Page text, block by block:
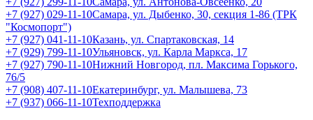
+7 (927) 029-11-10Самара, ул. Дыбенко, 30, секция 1-86 (ТРК
"Космопорт")
+7 (927) 041-11-10Казань, ул. Спартаковская, 14
+7 (929) 799-11-10Ульяновск, ул. Карла Маркса, 17
+7 (927) 790-11-10Нижний Новгород, пл. Максима Горького,
76/5
+7 (908) 407-11-10Екатеринбург, ул. Малышева, 73
+7 (937) 066-11-10Техподдержка